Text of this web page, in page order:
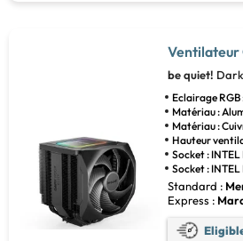
Ventilateur
be quiet!
Eclairage RGB
Matériau :
Matériau :
Hauteur
Socket : INTEL
Socket : INTEL
Standard :
Express :